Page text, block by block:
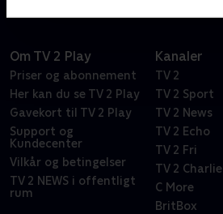
Om TV 2 Play
Priser og abonnement
Her kan du se TV 2 Play
Gavekort til TV 2 Play
Support og
Kundecenter
Vilkår og betingelser
TV 2 NEWS i offentligt
rum
Kanaler
TV 2
TV 2 Sport
TV 2 News
TV 2 Echo
TV 2 Fri
TV 2 Charlie
C More
BritBox